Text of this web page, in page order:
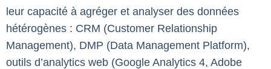
leur capacité à agréger et analyser des données
hétérogènes : CRM (Customer Relationship
Management), DMP (Data Management Platform),
outils d’analytics web (Google Analytics 4, Adobe